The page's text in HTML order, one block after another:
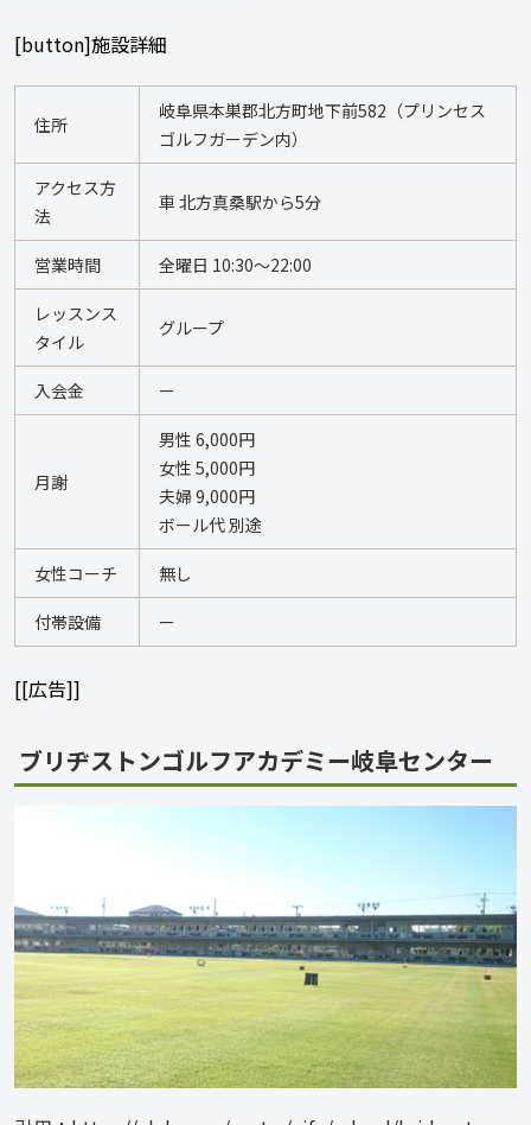
[button]施設詳細
住所
岐阜県本巣郡北方町地下前582（プリンセス
ゴルフガーデン内）
アクセス方
法
車 北方真桑駅から5分
営業時間 全曜日 10:30～22:00
レッスンス
タイル
グループ
入会金 ー
月謝
男性 6,000円
女性 5,000円
夫婦 9,000円
ボール代 別途
女性コーチ 無し
付帯設備 ー
[[広告]]
ブリヂストンゴルフアカデミー岐阜センター